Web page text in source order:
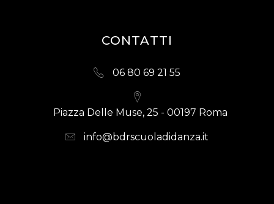
CONTATTI
06 80 69 21 55
Piazza Delle Muse, 25 - 00197 Roma
info@bdrscuoladidanza.it